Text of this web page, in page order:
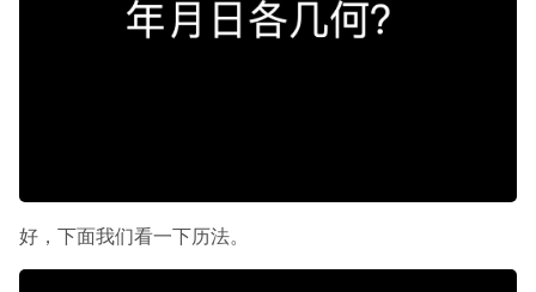
好，下面我们看一下历法。